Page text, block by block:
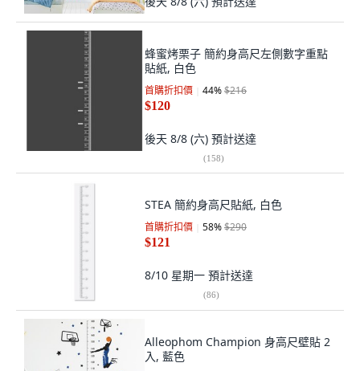
蜂蜜烤栗子 簡約身高尺左側數字重點
貼紙, 白色
首購折扣價 44%$216
$120
後天 8/8 (六) 預計送達
(158)
STEA 簡約身高尺貼紙, 白色
首購折扣價 58%$290
$121
8/10 星期一 預計送達
(86)
Alleophom Champion 身高尺壁貼 2
入, 藍色